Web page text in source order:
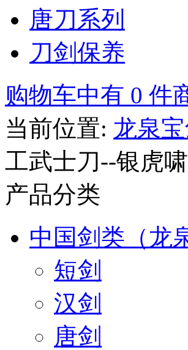
唐刀系列
刀剑保养
购物车中有 0 件
当前位置: 龙泉宝
工武士刀--银虎啸
产品分类
中国剑类（龙
短剑
汉剑
唐剑